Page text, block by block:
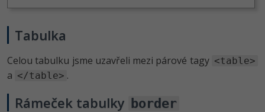
Tabulka
Celou tabulku jsme uzavřeli mezi párové tagy <table>
a </table> .
Rámeček tabulky border